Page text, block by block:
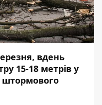
вдень
15-18 метрів у
штормового